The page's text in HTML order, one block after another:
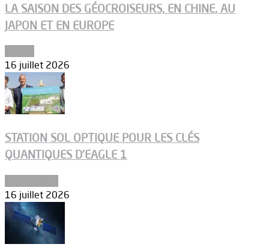
LA SAISON DES GÉOCROISEURS, EN CHINE, AU
JAPON ET EN EUROPE
16 juillet 2026
STATION SOL OPTIQUE POUR LES CLÉS
QUANTIQUES D’EAGLE 1
16 juillet 2026